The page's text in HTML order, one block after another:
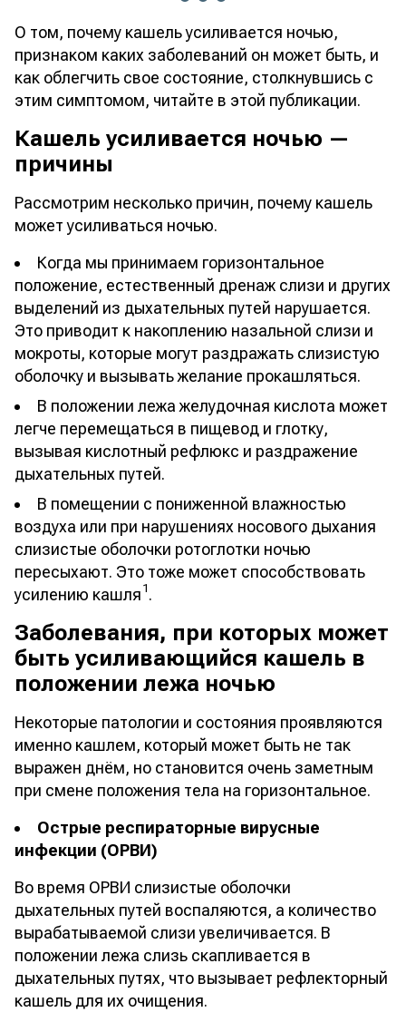
О том, почему кашель усиливается ночью,
признаком каких заболеваний он может быть, и
как облегчить свое состояние, столкнувшись с
этим симптомом, читайте в этой публикации.
Кашель усиливается ночью —
причины
Рассмотрим несколько причин, почему кашель
может усиливаться ночью.
Когда мы принимаем горизонтальное
положение, естественный дренаж слизи и других
выделений из дыхательных путей нарушается.
Это приводит к накоплению назальной слизи и
мокроты, которые могут раздражать слизистую
оболочку и вызывать желание прокашляться.
В положении лежа желудочная кислота может
легче перемещаться в пищевод и глотку,
вызывая кислотный рефлюкс и раздражение
дыхательных путей.
В помещении с пониженной влажностью
воздуха или при нарушениях носового дыхания
слизистые оболочки ротоглотки ночью
пересыхают. Это тоже может способствовать
усилению кашля1.
Заболевания, при которых может
быть усиливающийся кашель в
положении лежа ночью
Некоторые патологии и состояния проявляются
именно кашлем, который может быть не так
выражен днём, но становится очень заметным
при смене положения тела на горизонтальное.
Острые респираторные вирусные
инфекции (ОРВИ)
Во время ОРВИ слизистые оболочки
дыхательных путей воспаляются, а количество
вырабатываемой слизи увеличивается. В
положении лежа слизь скапливается в
дыхательных путях, что вызывает рефлекторный
кашель для их очищения.